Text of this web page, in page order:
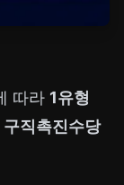
따라 1유형
구직촉진수당